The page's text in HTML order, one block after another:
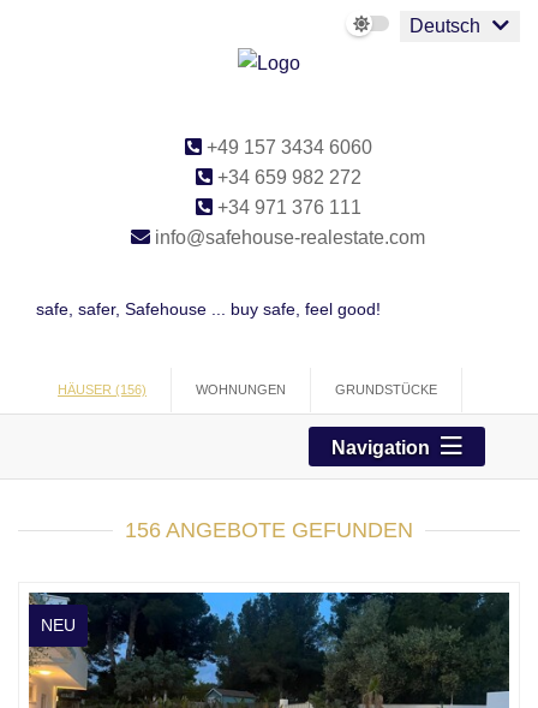
Deutsch
+49 157 3434 6060
+34 659 982 272
+34 971 376 111
info@safehouse-realestate.com
safe, safer, Safehouse ... buy safe, feel good!
HÄUSER (156) WOHNUNGEN GRUNDSTÜCKE
Navigation
156 ANGEBOTE GEFUNDEN
NEU